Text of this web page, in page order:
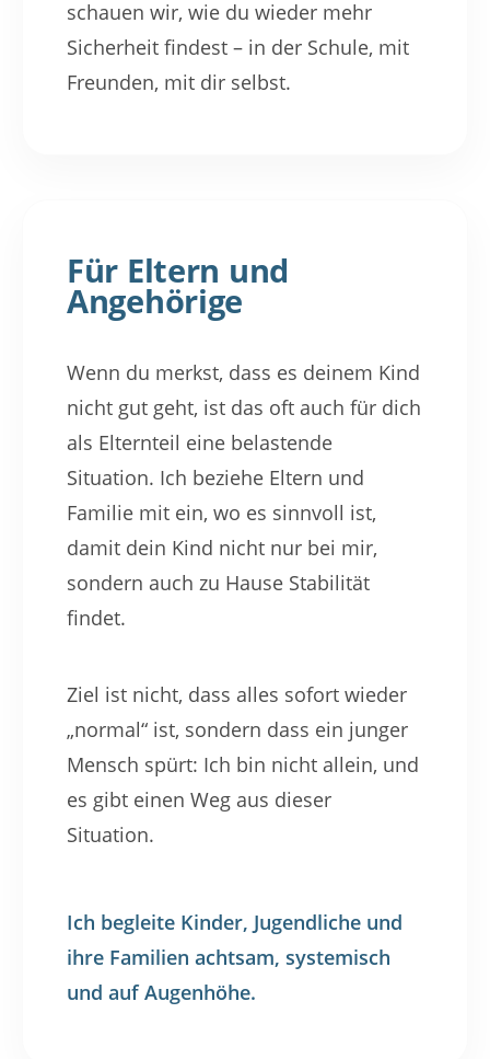
schauen wir, wie du wieder mehr
Sicherheit findest – in der Schule, mit
Freunden, mit dir selbst.
Für Eltern und
Angehörige
Wenn du merkst, dass es deinem Kind
nicht gut geht, ist das oft auch für dich
als Elternteil eine belastende
Situation. Ich beziehe Eltern und
Familie mit ein, wo es sinnvoll ist,
damit dein Kind nicht nur bei mir,
sondern auch zu Hause Stabilität
findet.
Ziel ist nicht, dass alles sofort wieder
„normal“ ist, sondern dass ein junger
Mensch spürt: Ich bin nicht allein, und
es gibt einen Weg aus dieser
Situation.
Ich begleite Kinder, Jugendliche und
ihre Familien achtsam, systemisch
und auf Augenhöhe.